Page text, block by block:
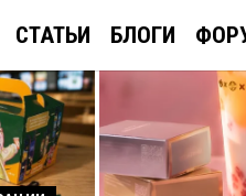
СТАТЬИ БЛОГИ